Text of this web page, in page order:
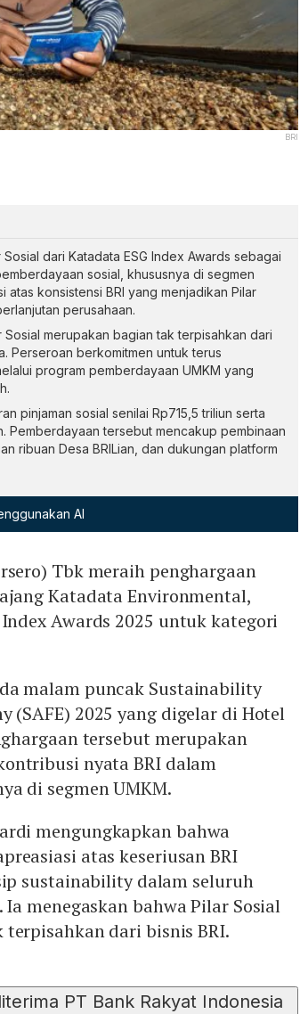
BRI
dari Katadata ESG Index Awards sebagai
sosial, khususnya di segmen
atas konsistensi BRI yang menjadikan Pilar
perusahaan.
merupakan bagian tak terpisahkan dari
Perseroan berkomitmen untuk terus
program pemberdayaan UMKM yang
pinjaman sosial senilai Rp715,5 triliun serta
Pemberdayaan tersebut mencakup pembinaan
ribuan Desa BRILian, dan dukungan platform
AI
Tbk meraih penghargaan
Katadata Environmental,
Awards 2025 untuk kategori
malam puncak Sustainability
(SAFE) 2025 yang digelar di Hotel
tersebut merupakan
nyata BRI dalam
di segmen UMKM.
mengungkapkan bahwa
atas keseriusan BRI
sustainability dalam seluruh
menegaskan bahwa Pilar Sosial
dari bisnis BRI.
PT Bank Rakyat Indonesia